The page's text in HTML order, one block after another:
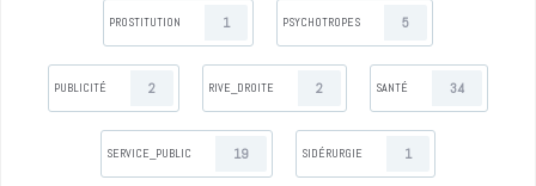
PROSTITUTION 1 PSYCHOTROPES 5
PUBLICITÉ 2 RIVE_DROITE 2 SANTÉ 34
SERVICE_PUBLIC 19 SIDÉRURGIE 1